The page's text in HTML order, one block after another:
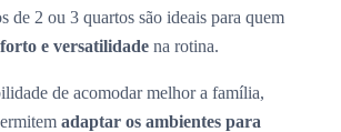
de 2 ou 3 quartos são ideais para quem
e versatilidade na rotina.
de acomodar melhor a família,
adaptar os ambientes para